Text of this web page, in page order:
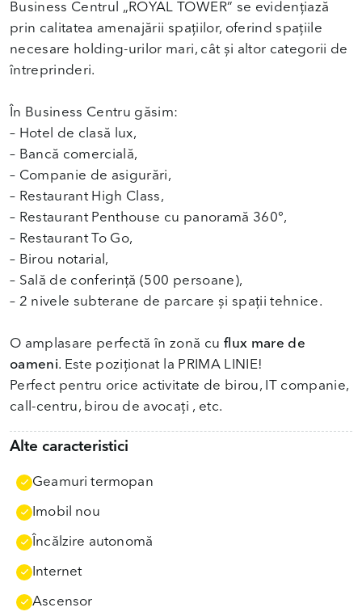
Business Centrul „ROYAL TOWER” se evidențiază
prin calitatea amenajării spațiilor, oferind spațiile
necesare holding-urilor mari, cât și altor categorii de
întreprinderi.
În Business Centru găsim:
– Hotel de clasă lux,
– Bancă comercială,
– Companie de asigurări,
– Restaurant High Class,
– Restaurant Penthouse cu panoramă 360°,
– Restaurant To Go,
– Birou notarial,
– Sală de conferință (500 persoane),
– 2 nivele subterane de parcare și spații tehnice.
O amplasare perfectă în zonă cu flux mare de
oameni. Este poziționat la PRIMA LINIE!
Perfect pentru orice activitate de birou, IT companie,
call-centru, birou de avocați , etc.
Alte caracteristici
Geamuri termopan
Imobil nou
Încălzire autonomă
Internet
Ascensor